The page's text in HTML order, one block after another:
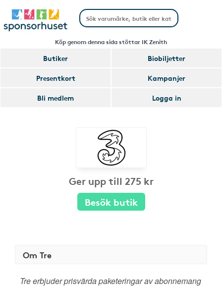
Köp genom denna sida stöttar IK Zenith
Butiker
Biobiljetter
Presentkort
Kampanjer
Bli medlem
Logga in
Ger upp till 275 kr
Besök butik
Om Tre
Tre erbjuder prisvärda paketeringar av abonnemang